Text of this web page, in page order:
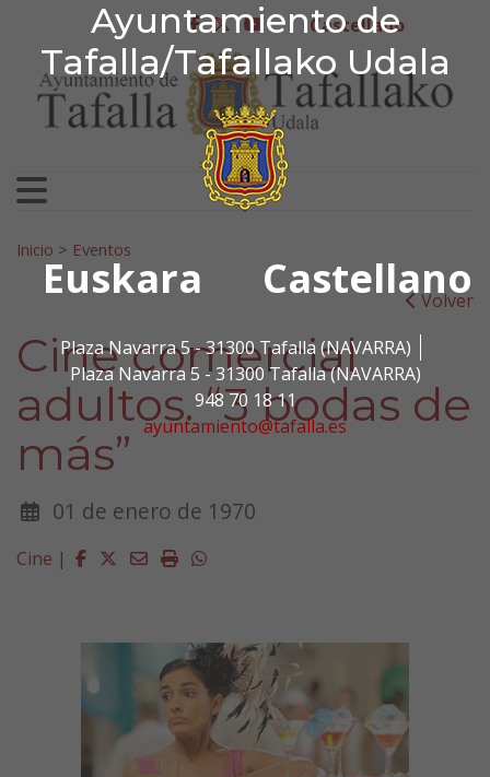
Ayuntamiento de
Tafalla/Tafallako Udala
Euskara Castellano
Plaza Navarra 5 - 31300 Tafalla (NAVARRA)
Plaza Navarra 5 - 31300 Tafalla (NAVARRA)
948 70 18 11
ayuntamiento@tafalla.es
Ir al contenido
Ayuntamiento de
facebook
twitter
youtubeCastellano
Search for:
Inicio > Eventos
Volver
Cine comercial
adultos. “3 bodas de
más”
01 de enero de 1970
Cine | Facebook
Twitter
EmailImprimirWhatsapp